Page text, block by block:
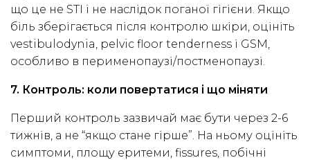
що це не STI і не наслідок поганої гігієни. Якщо
біль зберігається після контролю шкіри, оцініть
vestibulodynia, pelvic floor tenderness і GSM,
особливо в перименопаузі/постменопаузі.
7. Контроль: коли повертатися і що міняти
Перший контроль зазвичай має бути через 2-6
тижнів, а не “якщо стане гірше”. На ньому оцініть
симптоми, площу еритеми, fissures, побічні